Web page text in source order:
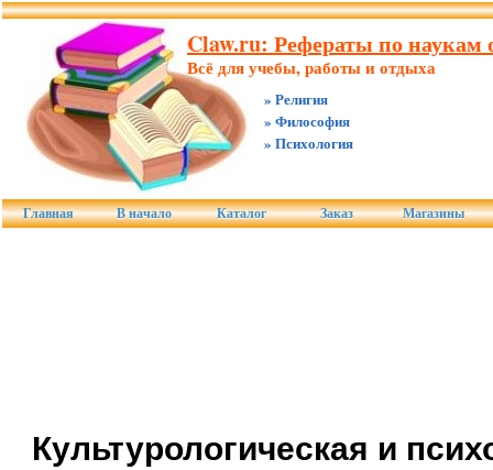
Claw.ru: Рефераты по наукам
Всё для учебы, работы и отдыха
» Религия
» Философия
» Психология
Главная В начало Каталог Заказ Магазины
Культурологическая и